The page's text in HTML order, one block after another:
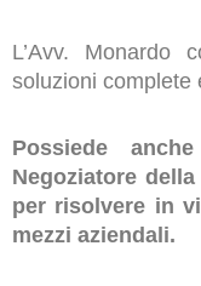
L’Avv. Monardo
soluzioni complete
Possiede
Negoziatore della
per risolvere in
mezzi aziendali.